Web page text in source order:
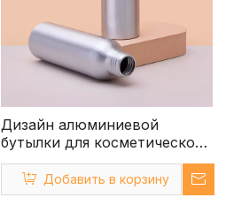
Дизайн алюминиевой
бутылки для косметической
воды на 50 мл
Добавить в корзину